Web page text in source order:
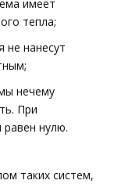
имеет
тепла;
не нанесут
нечему
При
равен нулю.
таких систем,